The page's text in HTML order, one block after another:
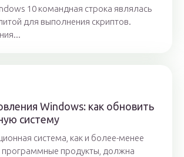
10 командная строка являлась
для выполнения скриптов.
Windows: как обновить
систему
система, как и более-менее
программные продукты, должна